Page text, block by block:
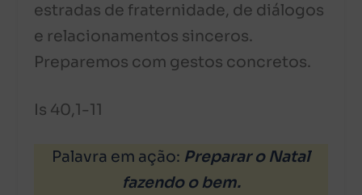
estradas de fraternidade, de diálogos
e relacionamentos sinceros.
Preparemos com gestos concretos.
Is 40,1-11
Palavra em ação: Preparar o Natal
fazendo o bem.